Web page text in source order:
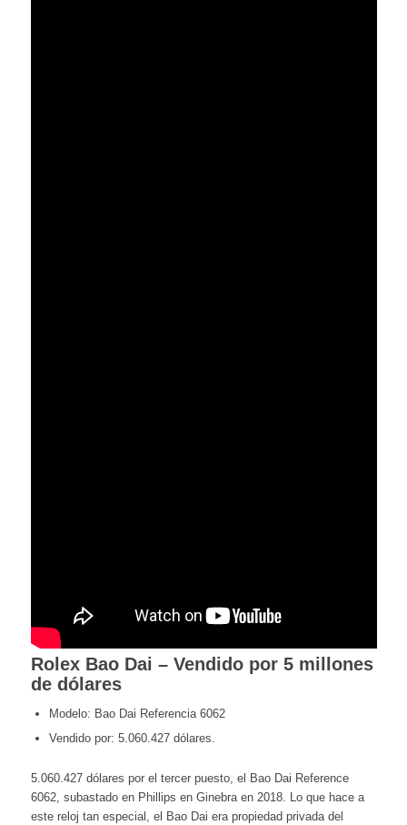
Rolex Bao Dai – Vendido por 5 millones
de dólares
Modelo: Bao Dai Referencia 6062
Vendido por: 5.060.427 dólares.
5.060.427 dólares por el tercer puesto, el Bao Dai Reference
6062, subastado en Phillips en Ginebra en 2018. Lo que hace a
este reloj tan especial, el Bao Dai era propiedad privada del